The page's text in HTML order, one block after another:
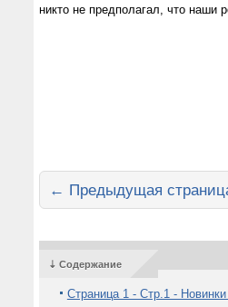
никто не предполагал, что наши
← Предыдущая
⇣ Содержание
Страница 1 - Стр.1 - Новинки